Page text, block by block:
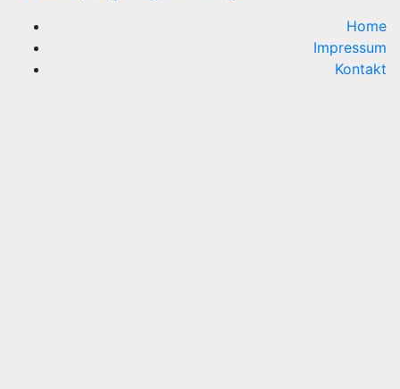
Home
Impressum
Kontakt